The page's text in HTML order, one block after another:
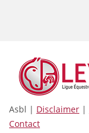
Asbl | Disclaimer |
Contact